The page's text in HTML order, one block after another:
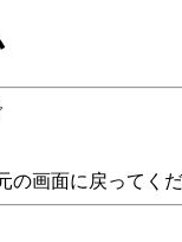
の画面に戻ってく